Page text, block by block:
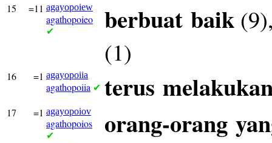
15 =11 agayopoiew
agathopoieo
✔ berbuat baik
(1)
16 =1 agayopoiia
agathopoiia ✔ terus
17 =1 agayopoiov
agathopoios
✔ orang-orang